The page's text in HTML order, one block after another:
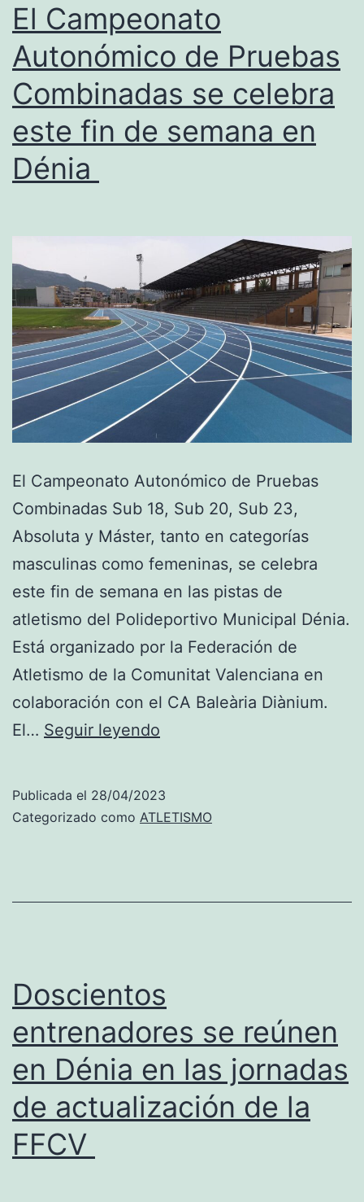
bronces
en
la
segunda
prueba
autonómica
El Campeonato
Autonómico de Pruebas
Combinadas se celebra
este fin de semana en
Dénia
El Campeonato Autonómico de Pruebas
Combinadas Sub 18, Sub 20, Sub 23,
Absoluta y Máster, tanto en categorías
masculinas como femeninas, se celebra
este fin de semana en las pistas de
atletismo del Polideportivo Municipal Dénia.
Está organizado por la Federación de
Atletismo de la Comunitat Valenciana en
colaboración con el CA Baleària Diànium.
El… Seguir leyendo
de
de
semana
en
Dénia
Publicada el 28/04/2023
Categorizado como ATLETISMO
Doscientos
entrenadores se reúnen
en Dénia en las jornadas
de actualización de la
FFCV